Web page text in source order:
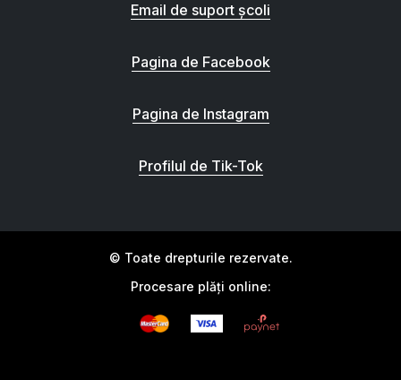
Email de suport școli
Pagina de Facebook
Pagina de Instagram
Profilul de Tik-Tok
© Toate drepturile rezervate.
Procesare plăți online: